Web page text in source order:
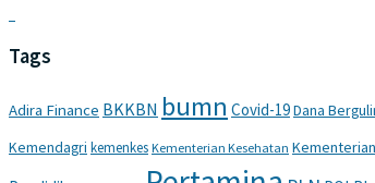
Tags
Adira Finance BKKBN bumn Covid-19Dana
Kemendagri kemenkes Kementerian Kesehatan